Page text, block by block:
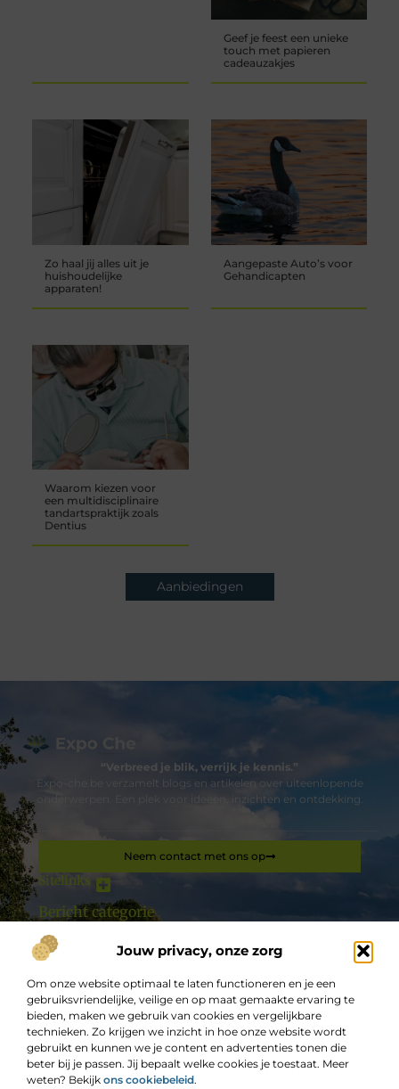
Jouw privacy, onze zorg
Om onze website optimaal te laten functioneren en je een
gebruiksvriendelijke, veilige en op maat gemaakte ervaring te
bieden, maken we gebruik van cookies en vergelijkbare
technieken. Zo krijgen we inzicht in hoe onze website wordt
gebruikt en kunnen we je content en advertenties tonen die
beter bij je passen. Jij bepaalt welke cookies je toestaat. Meer
weten? Bekijk ons cookiebeleid.
Geef je feest een unieke
touch met papieren
cadeauzakjes
Zo haal jij alles uit je
huishoudelijke
apparaten!
Aangepaste Auto’s voor
Gehandicapten
Waarom kiezen voor
een multidisciplinaire
tandartspraktijk zoals
Dentius
Aanbiedingen
“Verbreed je blik, verrijk je kennis.”
Expo-che.be verzamelt blogs en artikelen over uiteenlopende
onderwerpen. Een plek voor ideeën, inzichten en ontdekking.
Sitelinks
Remeha tzerra ace 39c cw5 koop je voordeliger online!
de piekerpoli
Waarom een custom website laten ontwikkelen ook talent
aantrekt
Gehandicaptenvervoer
Bericht categorie
Neem contact met ons op